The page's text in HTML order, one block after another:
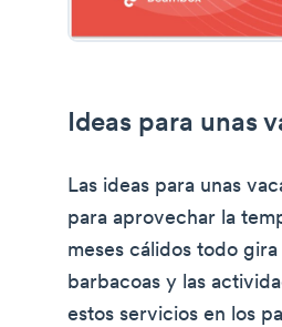
Ideas para unas
Las ideas para unas
para aprovechar la
meses cálidos todo
barbacoas y las
estos servicios en los